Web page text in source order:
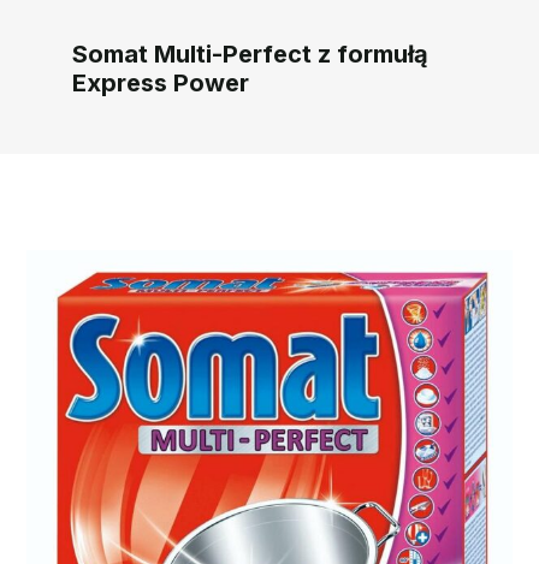
Somat Multi-Perfect z formułą
Express Power